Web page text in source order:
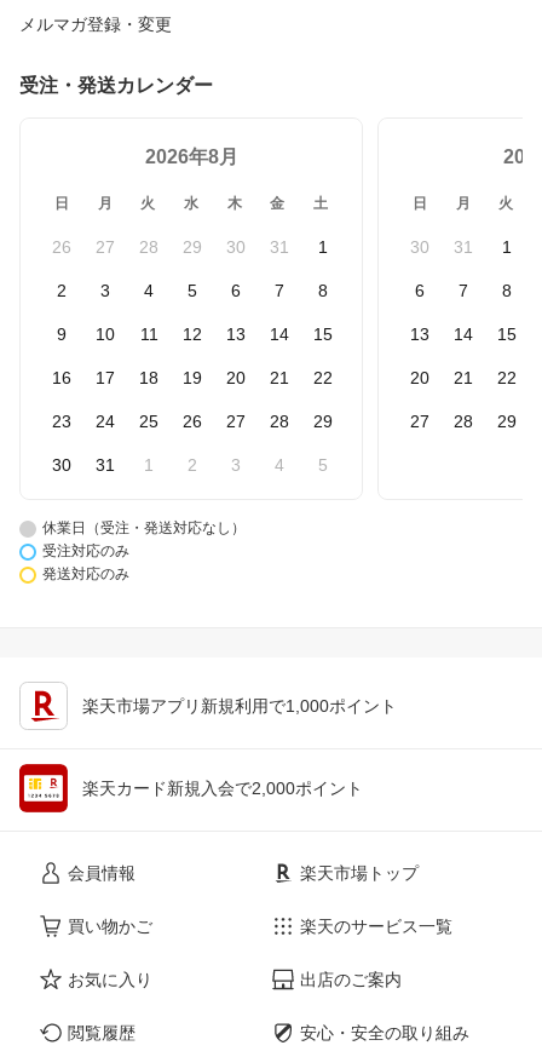
メルマガ登録・変更
受注・発送カレンダー
2026年8月
日 月 火 水 木 金 土
26 27 28 29 30 31 1
2 3 4 5 6 7 8
9 10 11 12 13 14 15
16 17 18 19 20 21 22
23 24 25 26 27 28 29
30 31 1 2 3 4 5
日 月 火
30 31 1
6 7 8
13 14 15
20 21 22
27 28 29
休業日（受注・発送対応なし）
受注対応のみ
発送対応のみ
楽天市場アプリ新規利用で1,000ポイント
楽天カード新規入会で2,000ポイント
会員情報
買い物かご
お気に入り
閲覧履歴
楽天市場トップ
楽天のサービス一覧
出店のご案内
安心・安全の取り組み